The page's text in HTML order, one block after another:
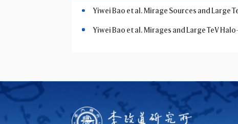
Yiwei Bao et al. Mirage Sources and Large
Yiwei Bao et al. Mirages and Large TeV